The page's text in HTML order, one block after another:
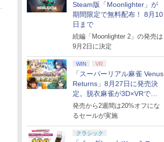
Steam版「Moonlighter」が
期間限定で無料配布！ 8月10
日まで
続編「Moonlighter 2」の発売は
9月2日に決定
WIN VR
「スーパーリアル麻雀 Venus
Returns」8月27日に発売決
定。脱衣麻雀が3D×VRで復
活
発売から2週間は20%オフにな
るセールが実施
クラシック